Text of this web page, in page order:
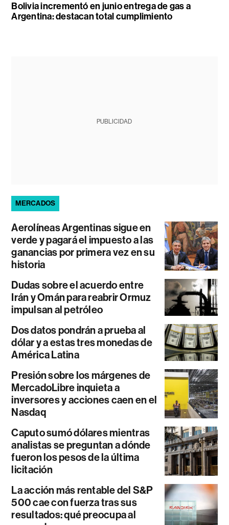
Bolivia incrementó en junio entrega de gas a
Argentina: destacan total cumplimiento
PUBLICIDAD
MERCADOS
Aerolíneas Argentinas sigue en
verde y pagará el impuesto a las
ganancias por primera vez en su
historia
Dudas sobre el acuerdo entre
Irán y Omán para reabrir Ormuz
impulsan al petróleo
Dos datos pondrán a prueba al
dólar y a estas tres monedas de
América Latina
Presión sobre los márgenes de
MercadoLibre inquieta a
inversores y acciones caen en el
Nasdaq
Caputo sumó dólares mientras
analistas se preguntan a dónde
fueron los pesos de la última
licitación
La acción más rentable del S&P
500 cae con fuerza tras sus
resultados: qué preocupa al